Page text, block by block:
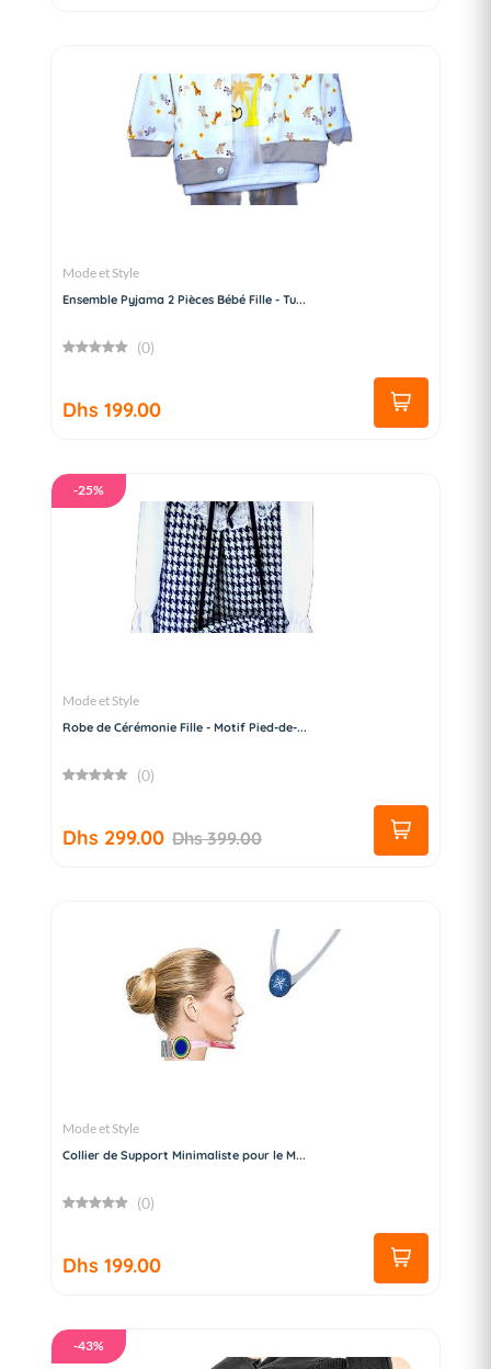
Mode et Style
Ensemble Pyjama 2 Pièces Bébé Fille - Tu...
(0)
Dhs 199.00
-25%
Mode et Style
Robe de Cérémonie Fille - Motif Pied-de-...
(0)
Dhs 299.00 Dhs 399.00
Mode et Style
Collier de Support Minimaliste pour le M...
(0)
Dhs 199.00
-43%